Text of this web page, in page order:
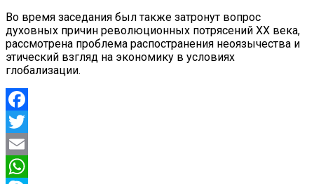
Во время заседания был также затронут вопрос
духовных причин революционных потрясений XX века,
рассмотрена проблема распостранения неоязычества и
этический взгляд на экономику в условиях
глобализации.
Facebook
Twitter
Email